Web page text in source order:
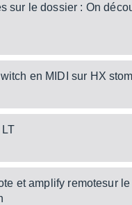
sur le dossier : On
en MIDI sur HX
et amplify remotesur